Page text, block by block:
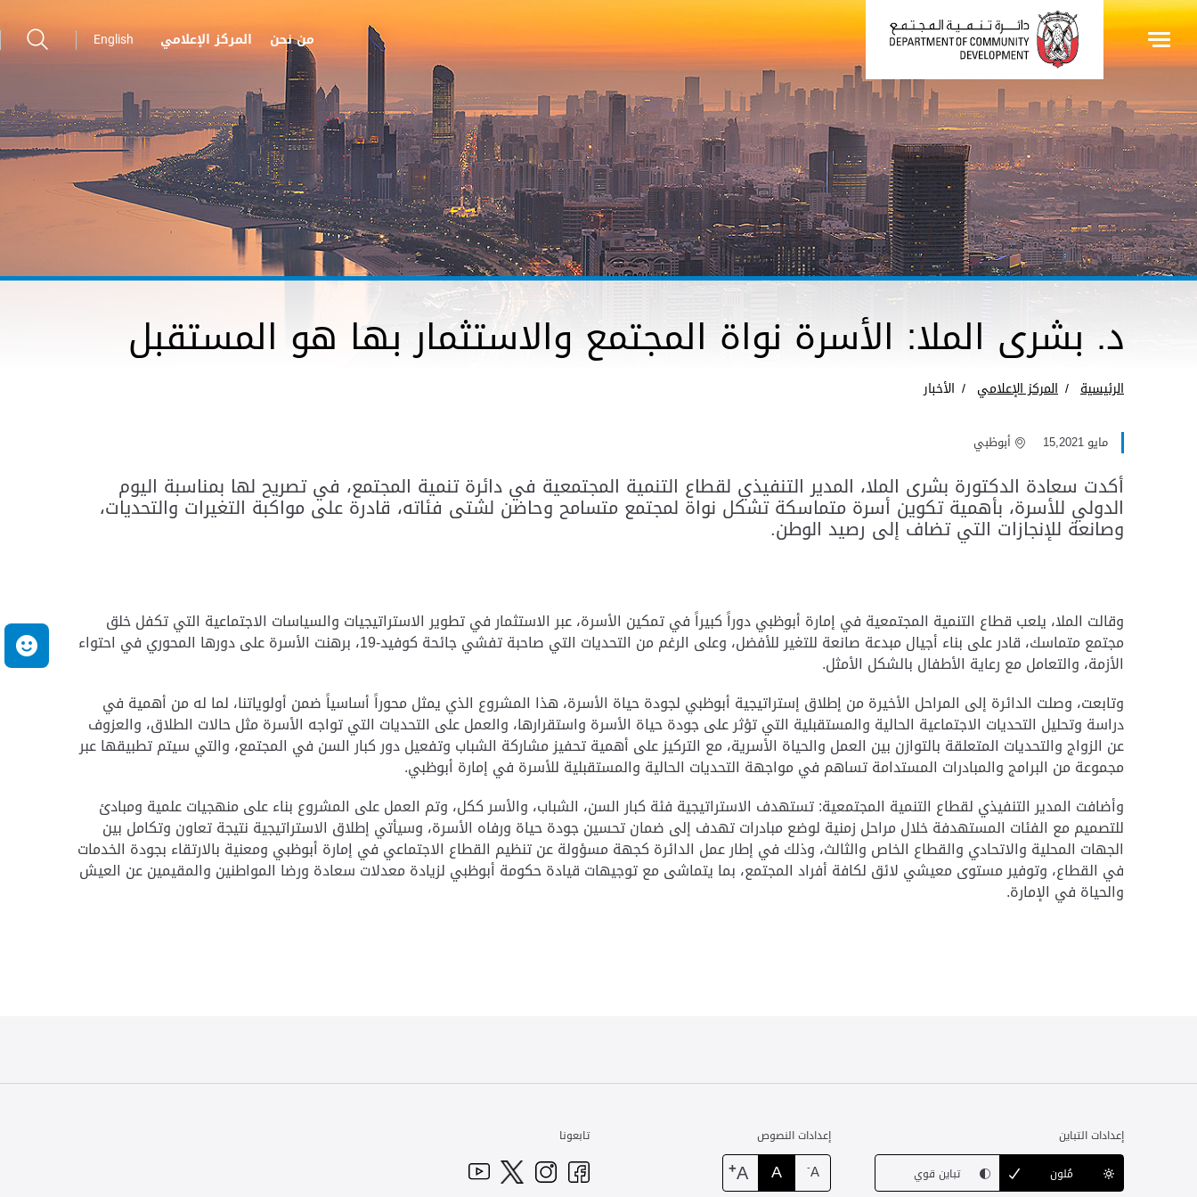
من نحن المركز الإعلامي English
د. بشرى الملا: الأسرة نواة المجتمع والاستثمار بها هو المستقبل
الرئيسية المركز الإعلامي الأخبار
مايو 15,2021 أبوظبي
أكدت سعادة الدكتورة بشرى الملا، المدير التنفيذي لقطاع التنمية المجتمعية في دائرة تنمية المجتمع، في تصريح لها بمناسبة اليوم
الدولي للأسرة، بأهمية تكوين أسرة متماسكة تشكل نواة لمجتمع متسامح وحاضن لشتى فئاته، قادرة على مواكبة التغيرات والتحديات،
وصانعة للإنجازات التي تضاف إلى رصيد الوطن.
وقالت الملا، يلعب قطاع التنمية المجتمعية في إمارة أبوظبي دوراً كبيراً في تمكين الأسرة، عبر الاستثمار في تطوير الاستراتيجيات والسياسات الاجتماعية التي تكفل خلق
مجتمع متماسك، قادر على بناء أجيال مبدعة صانعة للتغير للأفضل، وعلى الرغم من التحديات التي صاحبة تفشي جائحة كوفيد-19، برهنت الأسرة على دورها المحوري في احتواء
الأزمة، والتعامل مع رعاية الأطفال بالشكل الأمثل.
وتابعت، وصلت الدائرة إلى المراحل الأخيرة من إطلاق إستراتيجية أبوظبي لجودة حياة الأسرة، هذا المشروع الذي يمثل محوراً أساسياً ضمن أولوياتنا، لما له من أهمية في
دراسة وتحليل التحديات الاجتماعية الحالية والمستقبلية التي تؤثر على جودة حياة الأسرة واستقرارها، والعمل على التحديات التي تواجه الأسرة مثل حالات الطلاق، والعزوف
عن الزواج والتحديات المتعلقة بالتوازن بين العمل والحياة الأسرية، مع التركيز على أهمية تحفيز مشاركة الشباب وتفعيل دور كبار السن في المجتمع، والتي سيتم تطبيقها عبر
مجموعة من البرامج والمبادرات المستدامة تساهم في مواجهة التحديات الحالية والمستقبلية للأسرة في إمارة أبوظبي.
وأضافت المدير التنفيذي لقطاع التنمية المجتمعية: تستهدف الاستراتيجية فئة كبار السن، الشباب، والأسر ككل، وتم العمل على المشروع بناء على منهجيات علمية ومبادئ
للتصميم مع الفئات المستهدفة خلال مراحل زمنية لوضع مبادرات تهدف إلى ضمان تحسين جودة حياة ورفاه الأسرة، وسيأتي إطلاق الاستراتيجية نتيجة تعاون وتكامل بين
الجهات المحلية والاتحادي والقطاع الخاص والثالث، وذلك في إطار عمل الدائرة كجهة مسؤولة عن تنظيم القطاع الاجتماعي في إمارة أبوظبي ومعنية بالارتقاء بجودة الخدمات
في القطاع، وتوفير مستوى معيشي لائق لكافة أفراد المجتمع، بما يتماشى مع توجيهات قيادة حكومة أبوظبي لزيادة معدلات سعادة ورضا المواطنين والمقيمين عن العيش
والحياة في الإمارة.
إعدادات التباين
مُلون
تباين قوي
إعدادات النصوص
A
-
A
A
+
تابعونا